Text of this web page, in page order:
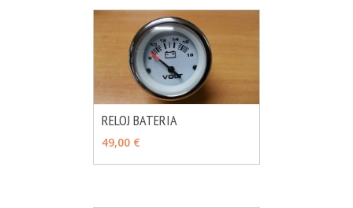
RELOJ BATERIA
49,00 €